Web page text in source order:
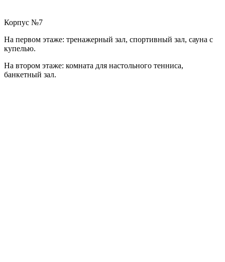
Корпус №7
На первом этаже: тренажерный зал, спортивный зал, сауна с
купелью.
На втором этаже: комната для настольного тенниса,
банкетный зал.